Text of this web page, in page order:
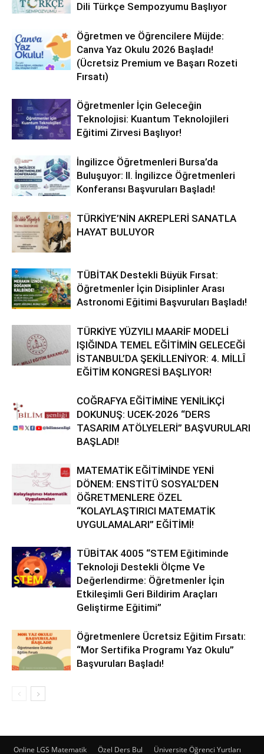
Dili Türkçe Sempozyumu Başlıyor
Öğretmen ve Öğrencilere Müjde:
Canva Yaz Okulu 2026 Başladı!
(Ücretsiz Premium ve Başarı Rozeti
Fırsatı)
Öğretmenler İçin Geleceğin
Teknolojisi: Kuantum Teknolojileri
Eğitimi Zirvesi Başlıyor!
İngilizce Öğretmenleri Bursa’da
Buluşuyor: II. İngilizce Öğretmenleri
Konferansı Başvuruları Başladı!
TÜRKİYE’NİN AKREPLERİ SANATLA
HAYAT BULUYOR
TÜBİTAK Destekli Büyük Fırsat:
Öğretmenler İçin Disiplinler Arası
Astronomi Eğitimi Başvuruları Başladı!
TÜRKİYE YÜZYILI MAARİF MODELİ
IŞIĞINDA TEMEL EĞİTİMİN GELECEĞİ
İSTANBUL’DA ŞEKİLLENİYOR: 4. MİLLÎ
EĞİTİM KONGRESİ BAŞLIYOR!
COĞRAFYA EĞİTİMİNE YENİLİKÇİ
DOKUNUŞ: UCEK-2026 “DERS
TASARIM ATÖLYELERİ” BAŞVURULARI
BAŞLADI!
MATEMATİK EĞİTİMİNDE YENİ
DÖNEM: ENSTİTÜ SOSYAL’DEN
ÖĞRETMENLERE ÖZEL
“KOLAYLAŞTIRICI MATEMATİK
UYGULAMALARI” EĞİTİMİ!
TÜBİTAK 4005 “STEM Eğitiminde
Teknoloji Destekli Ölçme Ve
Değerlendirme: Öğretmenler İçin
Etkileşimli Geri Bildirim Araçları
Geliştirme Eğitimi”
Öğretmenlere Ücretsiz Eğitim Fırsatı:
“Mor Sertifika Programı Yaz Okulu”
Başvuruları Başladı!
Online LGS Matematik Özel Ders Bul Üniversite Öğrenci Yurtları